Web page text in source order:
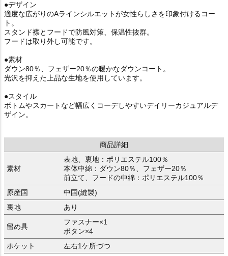
●デザイン
適度な広がりのAラインシルエットが女性らしさを印象付けるコー
ト。
スタンド襟とフードで防風対策、保温性抜群。
フードは取り外し可能です。
●素材
ダウン80％、フェザー20％の暖かなダウンコート。
光沢を抑えた上品な生地を使用しています。
●スタイル
ボトムやスカートなど幅広くコーデしやすいデイリーカジュアルデ
ザイン。
商品詳細
素材
表地、裏地：ポリエステル100％
本体中綿：ダウン80％、フェザー20％
前立て、フードの中綿：ポリエステル100％
原産国
中国(縫製)
裏地
あり
留め具
ファスナー×1
ボタン×4
ポケット
左右1ケ所づつ